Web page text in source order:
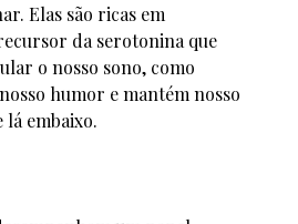
Elas são ricas em
da serotonina que
o nosso sono, como
humor e mantém nosso
lá embaixo.